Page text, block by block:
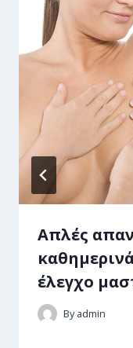
Απλές
έλεγχο
By admin